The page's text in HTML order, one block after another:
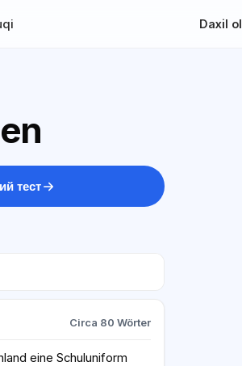
Daxil ol
тест
Circa 80 Wörter
eine Schuluniform